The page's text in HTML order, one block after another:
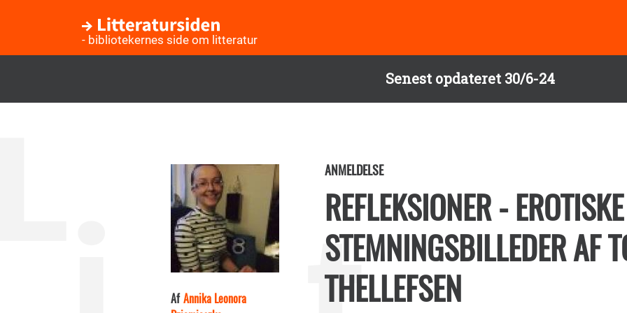
Senest opdateret 30/6-24
- bibliotekernes side om litteratur
Af Annika Leonora
ANMELDELSE
REFLEKSIONER - EROTISKE
STEMNINGSBILLEDER AF
THELLEFSEN